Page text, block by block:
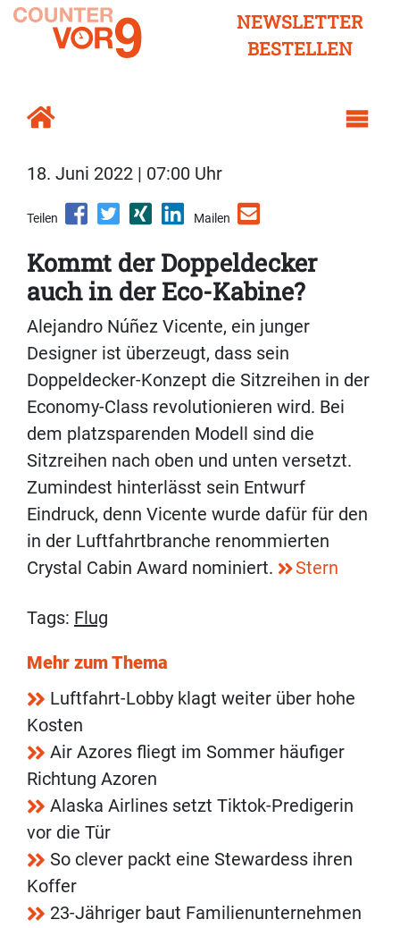
NEWSLETTER
BESTELLEN
18. Juni 2022 | 07:00 Uhr
Teilen Mailen
Kommt der Doppeldecker
auch in der Eco-Kabine?
Alejandro Núñez Vicente, ein junger
Designer ist überzeugt, dass sein
Doppeldecker-Konzept die Sitzreihen in der
Economy-Class revolutionieren wird. Bei
dem platzsparenden Modell sind die
Sitzreihen nach oben und unten versetzt.
Zumindest hinterlässt sein Entwurf
Eindruck, denn Vicente wurde dafür für den
in der Luftfahrtbranche renommierten
Crystal Cabin Award nominiert.
Stern
Tags: Flug
Mehr zum Thema
Luftfahrt-Lobby klagt weiter über hohe
Kosten
Air Azores fliegt im Sommer häufiger
Richtung Azoren
Alaska Airlines setzt Tiktok-Predigerin
vor die Tür
So clever packt eine Stewardess ihren
Koffer
23-Jähriger baut Familienunternehmen